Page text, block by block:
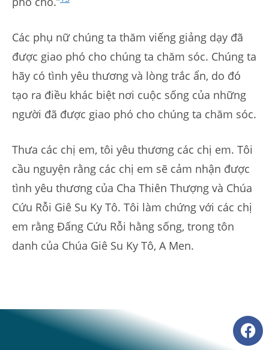
Các phụ nữ chúng ta thăm viếng giảng dạy đã
được giao phó cho chúng ta chăm sóc. Chúng ta
hãy có tình yêu thương và lòng trắc ẩn, do đó
tạo ra điều khác biệt nơi cuộc sống của những
người đã được giao phó cho chúng ta chăm sóc.
Thưa các chị em, tôi yêu thương các chị em. Tôi
cầu nguyện rằng các chị em sẽ cảm nhận được
tình yêu thương của Cha Thiên Thượng và Chúa
Cứu Rỗi Giê Su Ky Tô. Tôi làm chứng với các chị
em rằng Đấng Cứu Rỗi hằng sống, trong tôn
danh của Chúa Giê Su Ky Tô, A Men.